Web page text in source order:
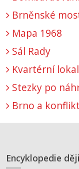
Brněnské
Mapa 1968
Sál Rady
Kvartérní
Stezky po
Brno a
Encyklopedie